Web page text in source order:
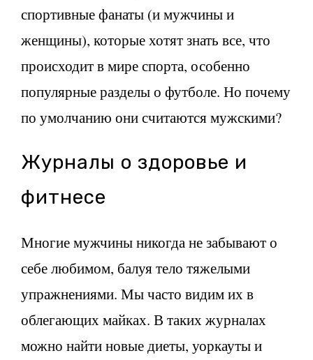
спортивные фанаты (и мужчины и
женщины), которые хотят знать все, что
происходит в мире спорта, особенно
популярные разделы о футболе. Но почему
по умолчанию они считаются мужскими?
Журналы о здоровье и
фитнесе
Многие мужчины никогда не забывают о
себе любимом, балуя тело тяжелыми
упражнениями. Мы часто видим их в
облегающих майках. В таких журналах
можно найти новые диеты, уоркауты и